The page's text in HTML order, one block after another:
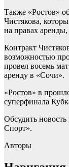
Также «Ростов»
Чистякова,
на правах
Контракт
возможностью
провел восемь
аренду в «Сочи».
«Ростов» в
суперфинала
Обсудить
Спорт».
Авторы